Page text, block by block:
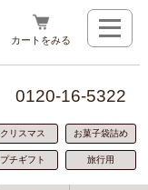
カートをみる
0120-16-5322
クリスマス お菓子袋詰め
プチギフト 旅行用